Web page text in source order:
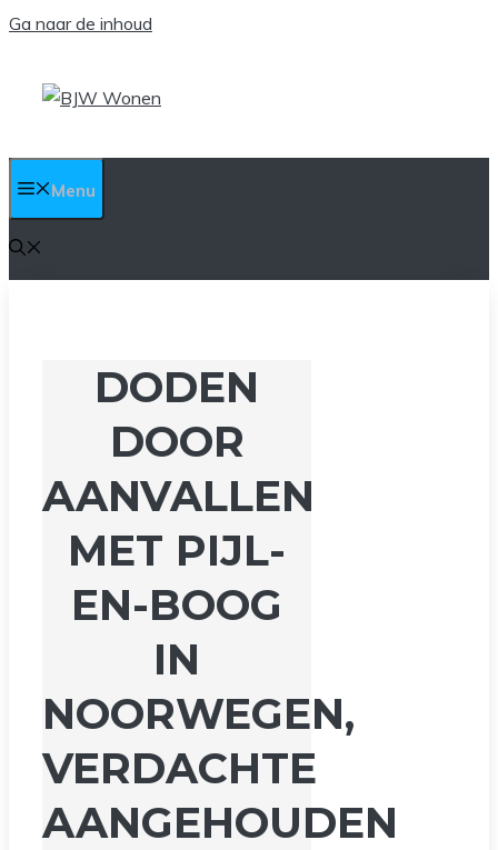
Ga naar de inhoud
Menu
DODEN
DOOR
AANVALLEN
MET PIJL-
EN-BOOG
IN
NOORWEGEN,
VERDACHTE
AANGEHOUDEN